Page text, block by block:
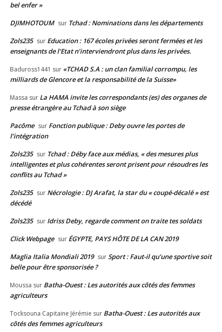
bel enfer »
DJIMHOTOUM sur Tchad : Nominations dans les départements
Zols235 sur Education : 167 écoles privées seront fermées et les
enseignants de l’Etat n’interviendront plus dans les privées.
Baduross1441 sur «TCHAD S.A : un clan familial corrompu, les
milliards de Glencore et la responsabilité de la Suisse»
Massa sur La HAMA invite les correspondants (es) des organes de
presse étrangère au Tchad à son siège
Pacôme sur Fonction publique : Deby ouvre les portes de
l’intégration
Zols235 sur Tchad : Déby face aux médias, « des mesures plus
intelligentes et plus cohérentes seront prisent pour résoudres les
conflits au Tchad »
Zols235 sur Nécrologie : DJ Arafat, la star du « coupé-décalé » est
décédé
Zols235 sur Idriss Deby, regarde comment on traite tes soldats
Click Webpage sur ÉGYPTE, PAYS HÔTE DE LA CAN 2019
Maglia Italia Mondiali 2019 surSport : Faut-il qu’une sportive soit
belle pour être sponsorisée ?
Moussa sur Batha-Ouest : Les autorités aux côtés des femmes
agriculteurs
Tocksouna Capitaine Jérémie sur Batha-Ouest : Les autorités aux
côtés des femmes agriculteurs